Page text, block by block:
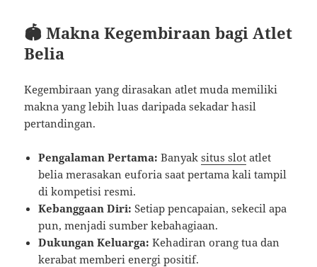
🏟️ Makna Kegembiraan bagi Atlet
Belia
Kegembiraan yang dirasakan atlet muda memiliki
makna yang lebih luas daripada sekadar hasil
pertandingan.
Pengalaman Pertama: Banyaksitus slot atlet
belia merasakan euforia saat pertama kali tampil
di kompetisi resmi.
Kebanggaan Diri: Setiap pencapaian, sekecil apa
pun, menjadi sumber kebahagiaan.
Dukungan Keluarga: Kehadiran orang tua dan
kerabat memberi energi positif.